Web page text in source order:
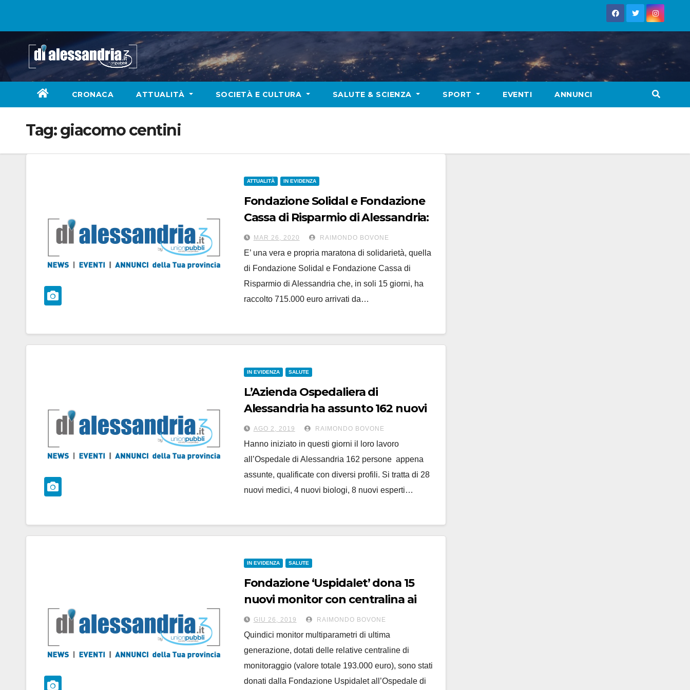
CRONACA ATTUALITÀ SOCIETÀ E CULTURA SALUTE & SCIENZA SPORT EVENTI ANNUNCI
Tag:giacomo centini
ATTUALITÀ IN EVIDENZA
Fondazione Solidal e Fondazione
Cassa di Risparmio di Alessandria:
715.000 euro per l’emergenza
Covid
MAR 26, 2020 RAIMONDO BOVONE
E’ una vera e propria maratona di solidarietà, quella
di Fondazione Solidal e Fondazione Cassa di
Risparmio di Alessandria che, in soli 15 giorni, ha
raccolto 715.000 euro arrivati da…
IN EVIDENZA SALUTE
L’Azienda Ospedaliera di
Alessandria ha assunto 162 nuovi
lavoratori
AGO 2, 2019 RAIMONDO BOVONE
Hanno iniziato in questi giorni il loro lavoro
all’Ospedale di Alessandria 162 persone appena
assunte, qualificate con diversi profili. Si tratta di 28
nuovi medici, 4 nuovi biologi, 8 nuovi esperti…
IN EVIDENZA SALUTE
Fondazione ‘Uspidalet’ dona 15
nuovi monitor con centralina ai
reparti di ‘Cardiologia’ e ‘Terapia
Intensiva’
GIU 26, 2019 RAIMONDO BOVONE
Quindici monitor multiparametri di ultima
generazione, dotati delle relative centraline di
monitoraggio (valore totale 193.000 euro), sono stati
donati dalla Fondazione Uspidalet all’Ospedale di